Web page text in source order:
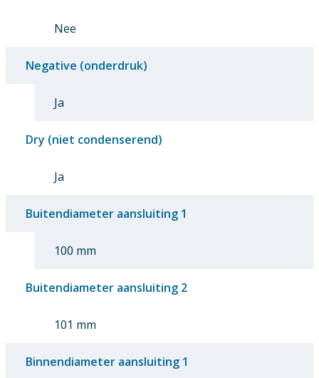
Nee
Negative (onderdruk)
Ja
Dry (niet condenserend)
Ja
Buitendiameter aansluiting 1
100 mm
Buitendiameter aansluiting 2
101 mm
Binnendiameter aansluiting 1